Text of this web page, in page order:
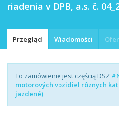
riadenia v DPB, a.s. č.
Przegląd Wiadomości
To zamówienie jest częścią DSZ
motorových vozidiel rôznych
jazdené)